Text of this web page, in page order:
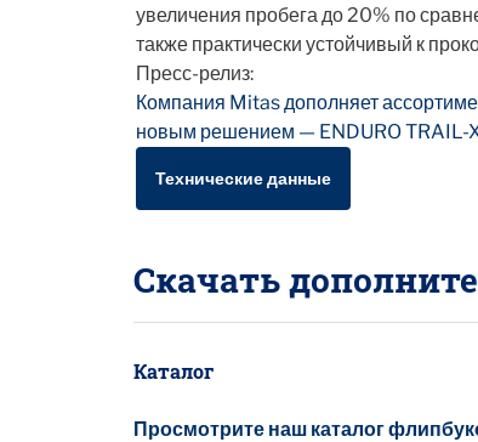
увеличения пробега до 20% по
также практически устойчивый к
Пресс-релиз:
Компания Mitas дополняет
новым решением — ENDURO TRAIL-
Технические данные
Скачать
Каталог
Просмотрите наш каталог